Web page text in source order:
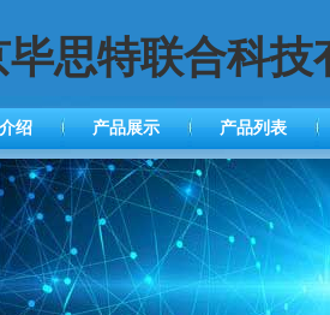
毕思特联合科技
绍 产品展示 产品列表